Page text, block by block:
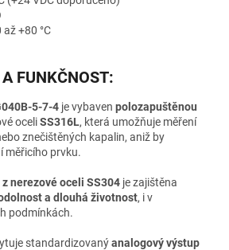
až +80 °C
FUNKČNOST:
5-7-4 je vybaven polozapuštěnou
oceliSS316L, která umožňuje měření
znečištěných kapalin, aniž by
měřicího prvku.
nerezové oceli SS304 je zajištěna
a dlouhá životnost, i v
podmínkách.
standardizovanýanalogový výstup